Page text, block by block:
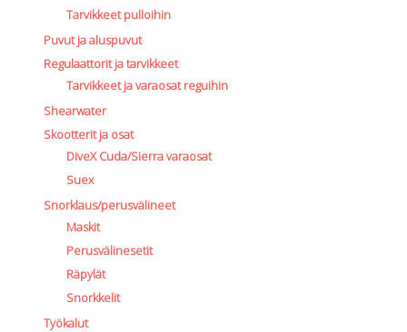
Tarvikkeet pulloihin
Puvut ja aluspuvut
Regulaattorit ja tarvikkeet
Tarvikkeet ja varaosat reguihin
Shearwater
Skootterit ja osat
DiveX Cuda/Sierra varaosat
Suex
Snorklaus/perusvälineet
Maskit
Perusvälinesetit
Räpylät
Snorkkelit
Työkalut